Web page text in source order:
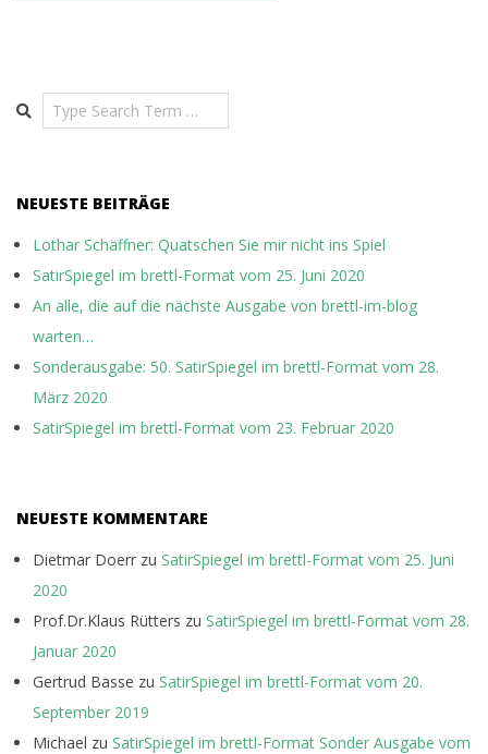
Search
NEUESTE BEITRÄGE
Lothar Schäffner: Quatschen Sie mir nicht ins Spiel
SatirSpiegel im brettl-Format vom 25. Juni 2020
An alle, die auf die nächste Ausgabe von brettl-im-blog
warten…
Sonderausgabe: 50. SatirSpiegel im brettl-Format vom 28.
März 2020
SatirSpiegel im brettl-Format vom 23. Februar 2020
NEUESTE KOMMENTARE
Dietmar Doerr zu SatirSpiegel im brettl-Format vom 25. Juni
2020
Prof.Dr.Klaus Rütters zu SatirSpiegel im brettl-Format vom 28.
Januar 2020
Gertrud Basse zu SatirSpiegel im brettl-Format vom 20.
September 2019
Michael zu SatirSpiegel im brettl-Format Sonder Ausgabe vom